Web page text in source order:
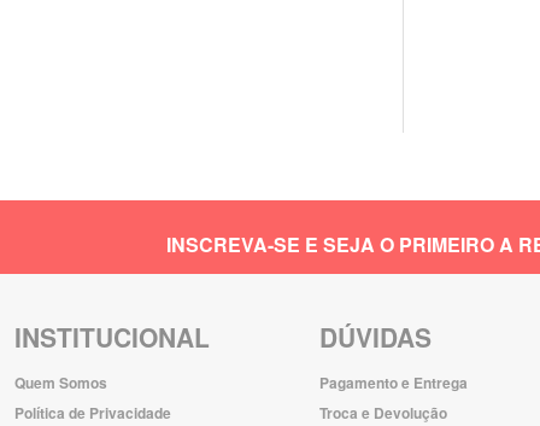
INSCREVA-SE E SEJA O PRIMEIRO A
INSTITUCIONAL
Quem Somos
Política de Privacidade
DÚVIDAS
Pagamento e Entrega
Troca e Devolução